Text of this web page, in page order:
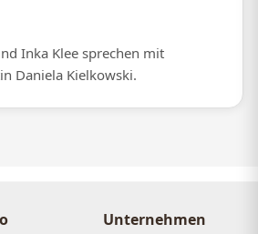
Inka Klee sprechen mit
Daniela Kielkowski.
Unternehmen